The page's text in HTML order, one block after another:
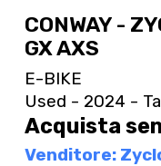
CONWAY -
GX AXS
E-BIKE
Used - 2024 -
Acquista
Venditore: